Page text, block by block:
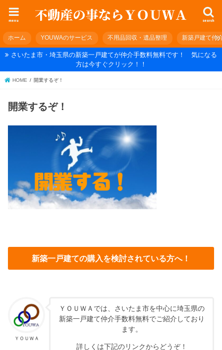
search
menu
ホーム YOUWAのサービス 不用品回収・遺品整理 新築戸建て仲
さいたま市・埼玉県の新築一戸建てが仲介手数料無料です！ 気になる
方は今すぐクリック！！
HOME 開業するぞ！
開業するぞ！
新築一戸建ての購入を検討されている方へ！
ＹＯＵＷＡ
ＹＯＵＷＡでは、さいたま市を中心に埼玉県の
新築一戸建て仲介手数料無料でご紹介しており
ます。
詳しくは下記のリンクからどうぞ！